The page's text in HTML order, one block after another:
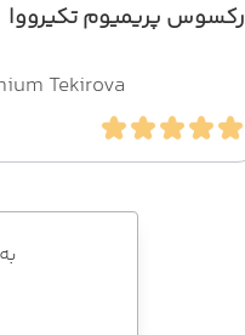
رکسوس پریمیوم تکیرووا
Tekirova